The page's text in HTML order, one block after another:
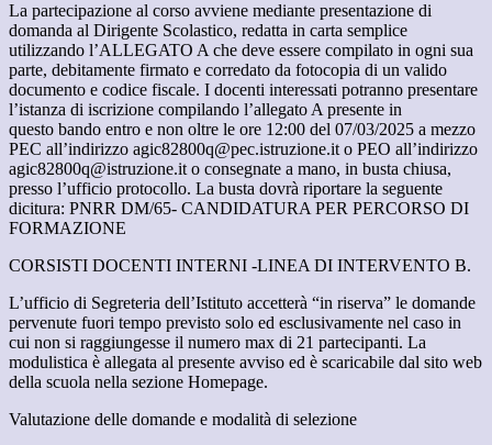
La partecipazione al corso avviene mediante presentazione di
domanda al Dirigente Scolastico, redatta in carta semplice
utilizzando l’ALLEGATO A che deve essere compilato in ogni sua
parte, debitamente firmato e corredato da fotocopia di un valido
documento e codice fiscale. I docenti interessati potranno presentare
l’istanza di iscrizione compilando l’allegato A presente in
questo bando entro e non oltre le ore 12:00 del 07/03/2025 a mezzo
PEC all’indirizzo agic82800q@pec.istruzione.it o PEO all’indirizzo
agic82800q@istruzione.it o consegnate a mano, in busta chiusa,
presso l’ufficio protocollo. La busta dovrà riportare la seguente
dicitura: PNRR DM/65- CANDIDATURA PER PERCORSO DI
FORMAZIONE
CORSISTI DOCENTI INTERNI -LINEA DI INTERVENTO B.
L’ufficio di Segreteria dell’Istituto accetterà “in riserva” le domande
pervenute fuori tempo previsto solo ed esclusivamente nel caso in
cui non si raggiungesse il numero max di 21 partecipanti. La
modulistica è allegata al presente avviso ed è scaricabile dal sito web
della scuola nella sezione Homepage.
Valutazione delle domande e modalità di selezione